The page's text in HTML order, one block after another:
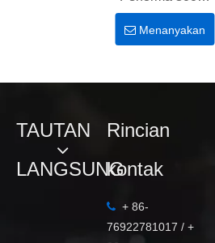
baru Untuk ruang
rapat
Menanyakan
TAUTAN
LANGSUNG
Rincian
kontak
 + 86-
76922781017 / +